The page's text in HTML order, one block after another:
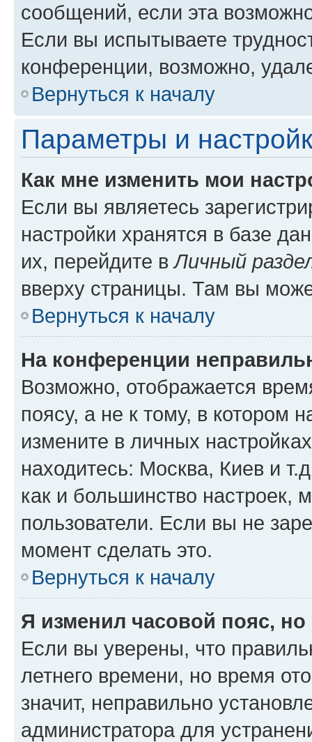
сообщений, если эта
Если вы испытываете
конференции, возможно,
Вернуться к началу
Параметры и
Как мне изменить мои
Если вы являетесь
настройки хранятся в базе
их, перейдите вЛичный
вверху страницы. Там вы
Вернуться к началу
На конференции
Возможно, отображается
поясу, а не к тому, в котором
измените в личных
находитесь: Москва, Киев и
как и большинство настроек,
пользователи. Если вы не
момент сделать это.
Вернуться к началу
Я изменил часовой пояс,
Если вы уверены, что
летнего времени, но время
значит, неправильно
администратора для